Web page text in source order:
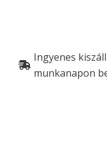
Ingyenes
munkanapon